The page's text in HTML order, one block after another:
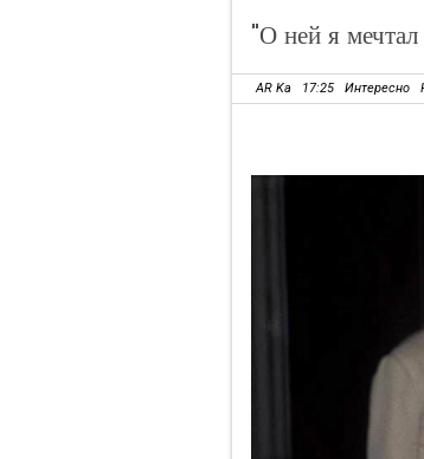
"О ней я
AR Ka 17:25 Интересно